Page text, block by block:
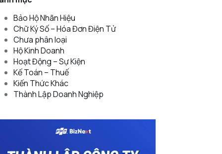
Bảo Hộ Nhãn Hiệu
Chữ Ký Số – Hóa Đơn Điện Tử
Chưa phân loại
Hộ Kinh Doanh
Hoạt Động – Sự Kiện
Kế Toán – Thuế
Kiến Thức Khác
Thành Lập Doanh Nghiệp